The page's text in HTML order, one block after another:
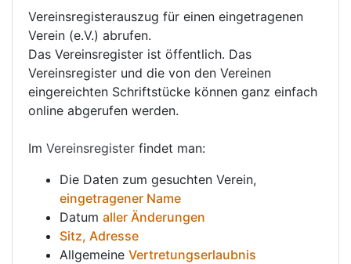
Vereinsregisterauszug für einen eingetragenen
Verein (e.V.) abrufen.
Das Vereinsregister ist öffentlich. Das
Vereinsregister und die von den Vereinen
eingereichten Schriftstücke können ganz einfach
online abgerufen werden.
Im Vereinsregister findet man:
Die Daten zum gesuchten Verein,
eingetragener Name
Datum aller Änderungen
Sitz, Adresse
Allgemeine Vertretungserlaubnis